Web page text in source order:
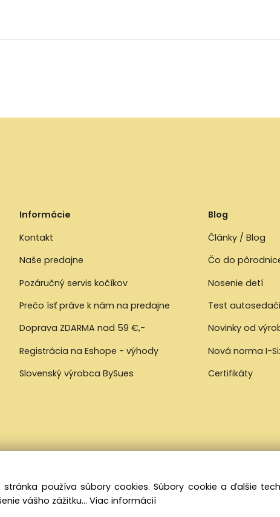
Informácie
Kontakt
Naše predajne
Pozáručný servis kočíkov
Prečo ísť práve k nám na predajne
Doprava ZDARMA nad 59 €,-
Registrácia na Eshope - výhody
Slovenský výrobca BySues
Blog
Články / Blog
Čo do
Nosenie detí
Test
Novinky od
Nová norma I-
Certifikáty
stránka používa súbory cookies. Súbory cookie a ďalšie
vášho zážitku... Viac informácií